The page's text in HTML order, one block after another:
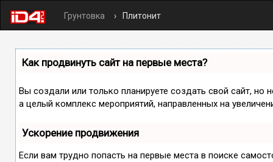
Грунтовка Плитонит
Как продвинуть сайт на первые места?
Вы создали или только планируете создать свой сайт, но
а целый комплекс мероприятий, направленных на
Ускорение продвижения
Если вам трудно попасть на первые места в поиске